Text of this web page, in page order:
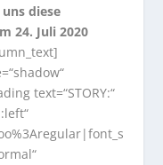
diese
24. Juli 2020
text=“STORY:“